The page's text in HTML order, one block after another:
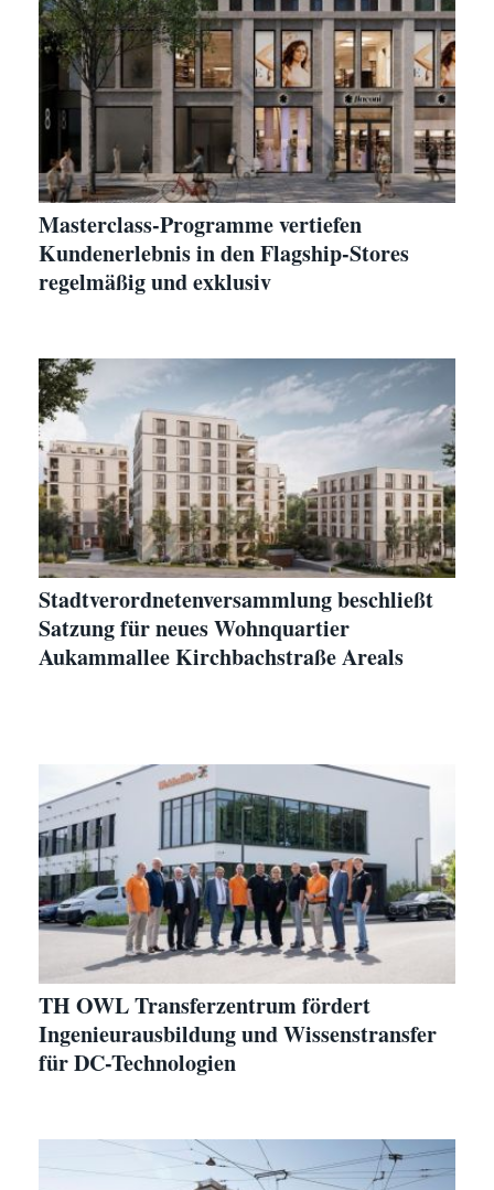
Masterclass-Programme vertiefen
Kundenerlebnis in den Flagship-Stores
regelmäßig und exklusiv
Stadtverordnetenversammlung beschließt
Satzung für neues Wohnquartier
Aukammallee Kirchbachstraße Areals
TH OWL Transferzentrum fördert
Ingenieurausbildung und Wissenstransfer
für DC-Technologien